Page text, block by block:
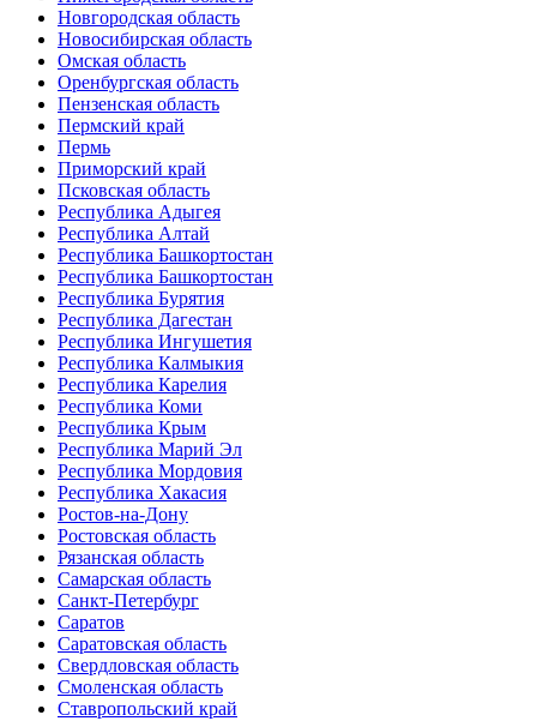
Новгородская область
Новосибирская область
Омская область
Оренбургская область
Пензенская область
Пермский край
Пермь
Приморский край
Псковская область
Республика Адыгея
Республика Алтай
Республика Башкортостан
Республика Башкортостан
Республика Бурятия
Республика Дагестан
Республика Ингушетия
Республика Калмыкия
Республика Карелия
Республика Коми
Республика Крым
Республика Марий Эл
Республика Мордовия
Республика Хакасия
Ростов-на-Дону
Ростовская область
Рязанская область
Самарская область
Санкт-Петербург
Саратов
Саратовская область
Свердловская область
Смоленская область
Ставропольский край